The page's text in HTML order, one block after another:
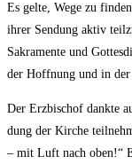
Es gel­te, Wege zu
ihrer Sen­dung aktiv
Sakra­men­te und
der Hoff­nung und in
Der Erz­bi­schof dank­te
dung der Kir­che
– mit Luft nach oben!“